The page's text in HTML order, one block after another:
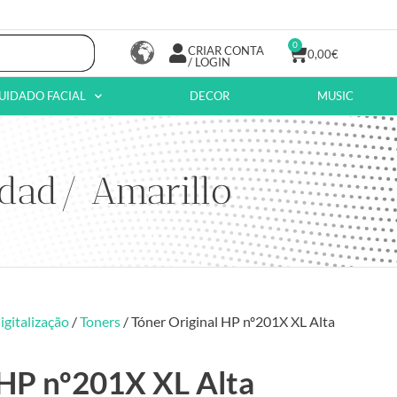
CRIAR CONTA
/ LOGIN
0,00€
0
FACIAL DECOR MUSIC
Amarillo
/Toners / Tóner Original HP nº201X XL Alta
nº201X XL Alta